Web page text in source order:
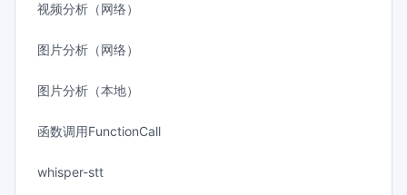
视频分析（网络）
图片分析（网络）
图片分析（本地）
函数调用FunctionCall
whisper-stt